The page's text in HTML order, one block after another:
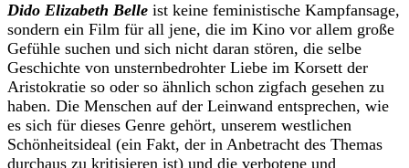
Dido Elizabeth Belle ist keine feministische Kampfansage,
sondern ein Film für all jene, die im Kino vor allem große
Gefühle suchen und sich nicht daran stören, die selbe
Geschichte von unsternbedrohter Liebe im Korsett der
Aristokratie so oder so ähnlich schon zigfach gesehen zu
haben. Die Menschen auf der Leinwand entsprechen, wie
es sich für dieses Genre gehört, unserem westlichen
Schönheitsideal (ein Fakt, der in Anbetracht des Themas
durchaus zu kritisieren ist) und die verbotene und